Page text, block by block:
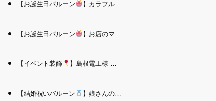
【お誕生日バルーン 】カラフルで存在感たっぷりのバルーンタワー｜松江 i Balloo n
【お誕生日バルーン 】お店のママさんへの華やかなお祝いに｜シャンパン付き豪 華バルーンアレンジメント｜松江 i Balloon
【イベント装飾 】島根電工様 お客様感謝祭｜入口アーチ＆キッズコーナー装飾 を担当しました｜松江 i Balloon
【結婚祝いバルーン 】娘さんのご結婚祝いに｜ウェディングベアとフラワーイン バルーンが華やかなバルーンアレンジメント｜松江 i Balloon